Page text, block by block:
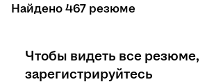
Найдено 467 резюме
Чтобы видеть все резюме,
зарегистрируйтесь